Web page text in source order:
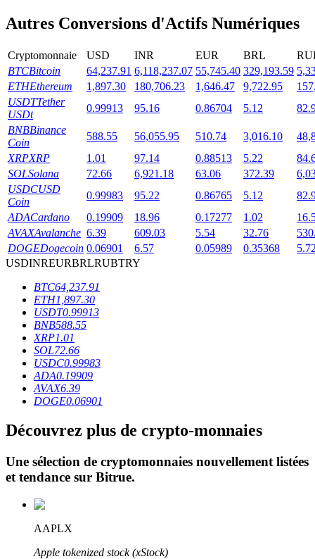
Des rendements élevés et un accès instantané
Launchpool
Staking flexible pour gagner des jetons populaires
Blocages BTR
Des investissements exclusifs pour les détenteurs de BTR
Prêts
Service d'emprunt adossé à des cryptomonnaies
Autres Conversions d'Actifs Numériques
Cryptomonnaie USD INR EUR BRL
BTCBitcoin 64,237.91 6,118,237.07 55,745.40 329,193.59
ETHEthereum 1,897.30 180,706.23 1,646.47 9,722.95
USDTTether
USDt
0.99913 95.16 0.86704 5.12
BNBBinance
Coin
588.55 56,055.95 510.74 3,016.10
XRPXRP 1.01 97.14 0.88513 5.22
SOLSolana 72.66 6,921.18 63.06 372.39
USDCUSD
Coin
0.99983 95.22 0.86765 5.12
ADACardano 0.19909 18.96 0.17277 1.02
AVAXAvalanche 6.39 609.03 5.54 32.76
DOGEDogecoin 0.06901 6.57 0.05989 0.35368
USDINREURBRLRUBTRY
BTC64,237.91
ETH1,897.30
USDT0.99913
BNB588.55
XRP1.01
SOL72.66
USDC0.99983
ADA0.19909
AVAX6.39
DOGE0.06901
Découvrez plus de crypto-monnaies
Une sélection de cryptomonnaies nouvellement listées
et tendance sur Bitrue.
AAPLX
Apple tokenized stock (xStock)